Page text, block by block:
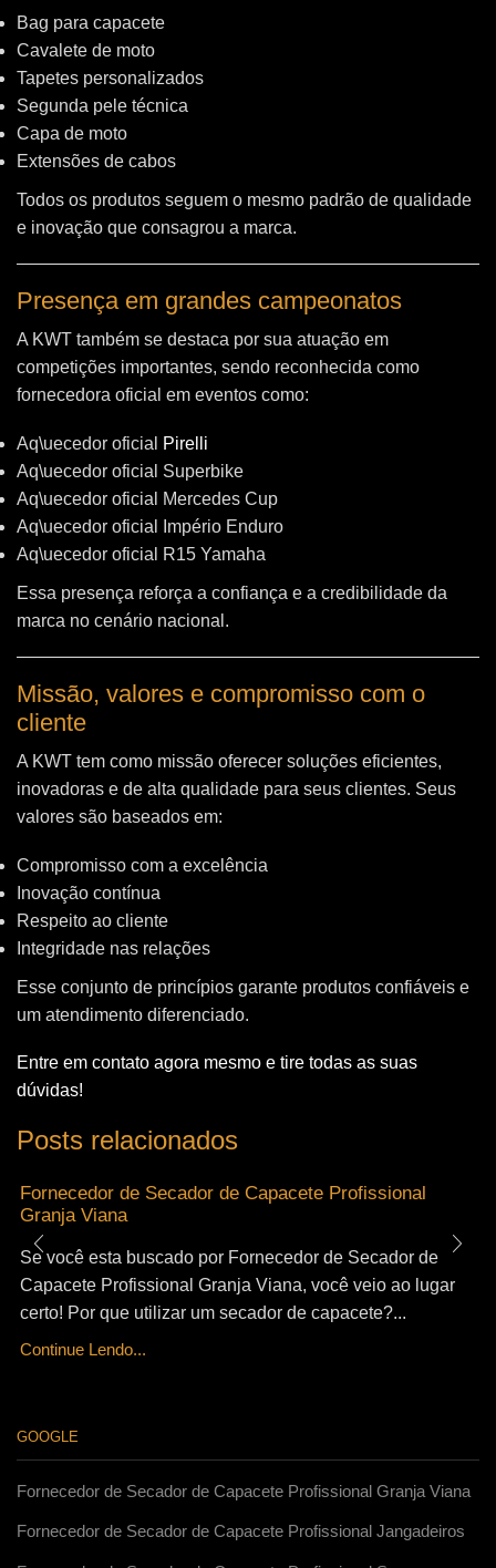
Bag para capacete
Cavalete de moto
Tapetes personalizados
Segunda pele técnica
Capa de moto
Extensões de cabos
Todos os produtos seguem o mesmo padrão de qualidade
e inovação que consagrou a marca.
Presença em grandes campeonatos
A KWT também se destaca por sua atuação em
competições importantes, sendo reconhecida como
fornecedora oficial em eventos como:
Aq\uecedor oficial
Pirelli
Aq\uecedor oficial Superbike
Aq\uecedor oficial Mercedes Cup
Aq\uecedor oficial Império Enduro
Aq\uecedor oficial R15 Yamaha
Essa presença reforça a confiança e a credibilidade da
marca no cenário nacional.
Missão, valores e compromisso com o
cliente
A KWT tem como missão oferecer soluções eficientes,
inovadoras e de alta qualidade para seus clientes. Seus
valores são baseados em:
Compromisso com a excelência
Inovação contínua
Respeito ao cliente
Integridade nas relações
Esse conjunto de princípios garante produtos confiáveis e
um atendimento diferenciado.
Entre em contato agora mesmo e tire todas as suas
dúvidas!
Posts relacionados
Fornecedor de Secador de Capacete Profissional
Granja Viana
Se você esta buscado por Fornecedor de Secador de
Capacete Profissional Granja Viana, você veio ao lugar
certo! Por que utilizar um secador de capacete?...
Continue Lendo...
GOOGLE
Fornecedor de Secador de Capacete Profissional Granja Viana
Fornecedor de Secador de Capacete Profissional Jangadeiros